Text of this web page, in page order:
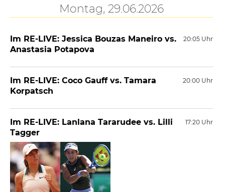
Montag, 29.06.2026
20:05 Uhr
Im RE-LIVE: Jessica Bouzas Maneiro vs.
Anastasia Potapova
20:00 Uhr
Im RE-LIVE: Coco Gauff vs. Tamara
Korpatsch
17:20 Uhr
Im RE-LIVE: Lanlana Tararudee vs. Lilli
Tagger